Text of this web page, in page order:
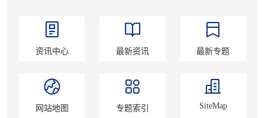
资讯中心 最新资讯 最新专题
网站地图 专题索引 SiteMap